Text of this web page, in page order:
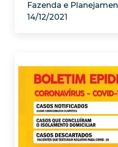
Fazenda e
14/12/2021